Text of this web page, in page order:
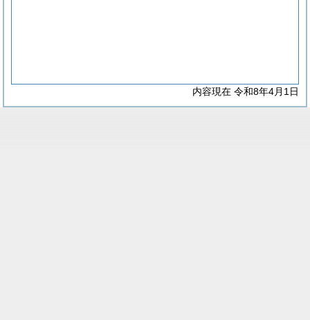
内容現在 令和8年4月1日